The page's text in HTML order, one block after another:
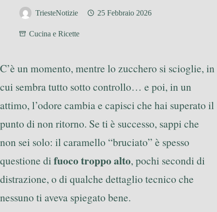
TriesteNotizie 25 Febbraio 2026
Cucina e Ricette
C’è un momento, mentre lo zucchero si scioglie, in
cui sembra tutto sotto controllo… e poi, in un
attimo, l’odore cambia e capisci che hai superato il
punto di non ritorno. Se ti è successo, sappi che
non sei solo: il caramello “bruciato” è spesso
questione difuoco troppo alto, pochi secondi di
distrazione, o di qualche dettaglio tecnico che
nessuno ti aveva spiegato bene.